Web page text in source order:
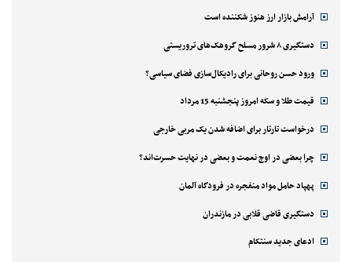
آرامش بازار ارز هنوز شکننده است
دستگیری ۸ شرور مسلح گروهک‌های تروریستی
ورود حسن روحانی برای رادیکال‌سازی فضای سیاسی؟
قیمت طلا و سکه امروز پنجشنبه 15 مرداد
درخواست تارتار برای اضافه شدن یک مربی خارجی
چرا بعضی در اوج نعمت و بعضی در نهایت حسرت‌اند؟
پهپاد حامل مواد منفجره در فرودگاه آلمان
دستگیری قاضی قلابی در مازندران
ادعای جدید سنتکام